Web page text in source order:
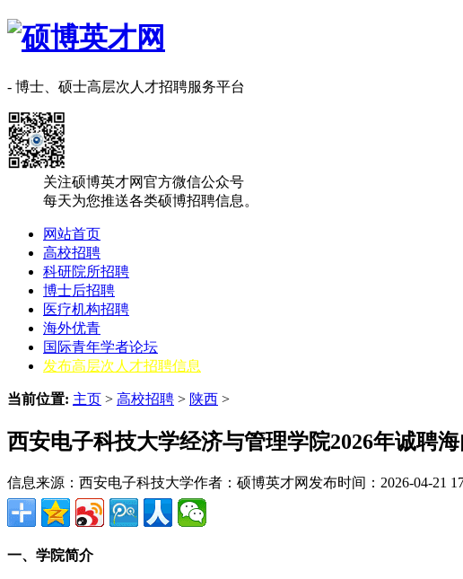
- 博士、硕士高层次人才招聘服务平台
关注硕博英才网官方微信公众号
每天为您推送各类硕博招聘信息。
网站首页
高校招聘
科研院所招聘
博士后招聘
医疗机构招聘
海外优青
国际青年学者论坛
发布高层次人才招聘信息
当前位置: 主页 > 高校招聘 > 陕西 >
西安电子科技大学经济与管理学院2026年诚聘
信息来源：西安电子科技大学作者：硕博英才网 发布时间：2026-04-21
一、学院简介